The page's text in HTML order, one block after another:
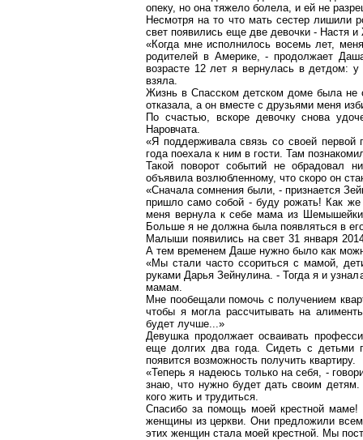
опеку, но она тяжело болела, и ей не
Несмотря на то что мать сестер лишили
свет появились еще две девочки - Настя
«Когда мне исполнилось восемь лет,
родителей в Америке, - продолжает
возрасте 12 лет я вернулась в детдом:
взяла.
Жизнь в Спасском детском доме была не
отказала, а он вместе с друзьями меня
По счастью, вскоре девочку снова
Наровчата.
«Я поддерживала связь со своей
года поехала к ним в гости. Там
Такой поворот событий не обрадовал
объявила возлюбленному, что скоро он
«Сначала сомнения были, - признается
пришло само собой - буду рожать! Как
меня вернула к себе мама из
Больше я не должна была появляться в
Малыши появились на свет 31 января
А тем временем Даше нужно было как
«Мы стали часто ссориться с мамой,
руками Дарья Зейнулина. - Тогда я и
мамам.
Мне пообещали помочь с получением
чтобы я могла рассчитывать на
будет лучше...»
Девушка продолжает осваивать
еще долгих два года. Сидеть с детьми
появится возможность получить квартиру.
«Теперь я надеюсь только на себя, -
знаю, что нужно будет дать своим
кого жить и трудиться.
Спасибо за помощь моей крестной
женщины из церкви. Они предложили
этих женщин стала моей крестной. Мы